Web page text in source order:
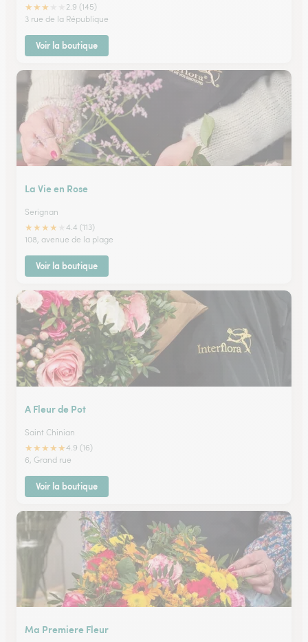
★★★
2.9 (145)
3 rue de la République
Voir la boutique
La Vie en Rose
Serignan
★★★★
4.4 (113)
108, avenue de la plage
Voir la boutique
A Fleur de Pot
Saint Chinian
★★★★★4.9 (16)
6, Grand rue
Voir la boutique
Ma Premiere Fleur